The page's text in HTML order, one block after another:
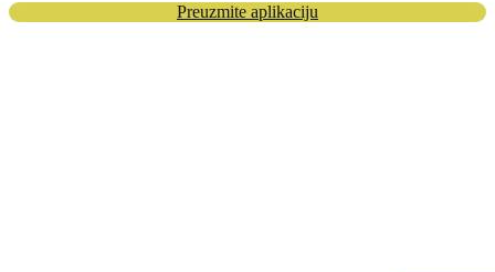
Preuzmite aplikaciju